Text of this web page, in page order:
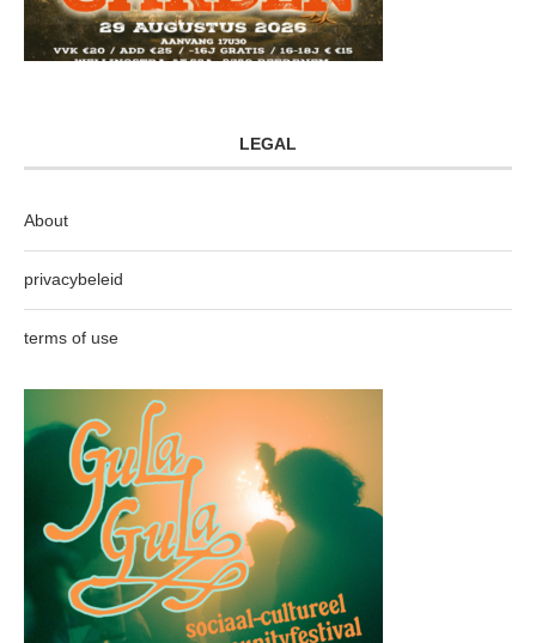
LEGAL
About
privacybeleid
terms of use